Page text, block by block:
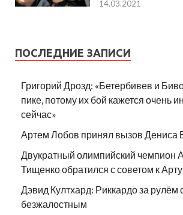
14.03.2021
ПОСЛЕДНИЕ ЗАПИСИ
Григорий Дрозд: «Бетербивев и
пике, потому их бой кажется очень
сейчас»
Артем Лобов принял вызов Дениса
Двукратный олимпийский чемпион
Тищенко обратился с советом к
Дэвид Култхард: Риккардо за рулём
безжалостным